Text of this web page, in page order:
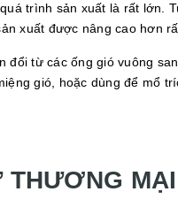
trình sản xuất là rất lớn.
xuất được nâng cao hơn
đổi từ các ống gió vuông
gió, hoặc dùng để mổ